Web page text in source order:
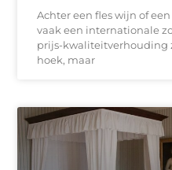
Achter een fles wijn of
vaak een internationale
prijs-kwaliteitverhouding
hoek, maar